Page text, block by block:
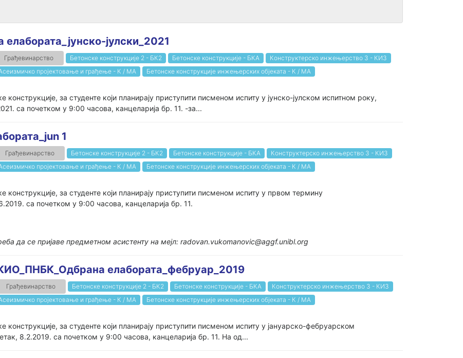
јулски_2021
Грађевинарство Бетонске конструкције 2 - БК2 Бетонске конструкције - БКА
Конструктерско инжењерство 3 - КИ3
пројектовање и грађење - К / МА
Бетонске конструкције инжењерских објеката - К / МА
за студенте који планирају приступити писменом испиту у јунско-јулском испитном року,
са почетком у 9:00 часова, канцеларија бр. 11. -за...
1
Грађевинарство Бетонске конструкције 2 - БК2 Бетонске конструкције - БКА
Конструктерско инжењерство 3 - КИ3
пројектовање и грађење - К / МА
Бетонске конструкције инжењерских објеката - К / МА
за студенте који планирају приступити писменом испиту у првом термину
са почетком у 9:00 часова, канцеларија бр. 11.
да се пријаве предметном асистенту на мејл: radovan.vukomanovic@aggf.unibl.org
елабората_фебруар_2019
Грађевинарство Бетонске конструкције 2 - БК2 Бетонске конструкције - БКА
Конструктерско инжењерство 3 - КИ3
пројектовање и грађење - К / МА
Бетонске конструкције инжењерских објеката - К / МА
за студенте који планирају приступити писменом испиту у јануарско-фебруарском
8.2.2019. са почетком у 9:00 часова, канцеларија бр. 11. На од...